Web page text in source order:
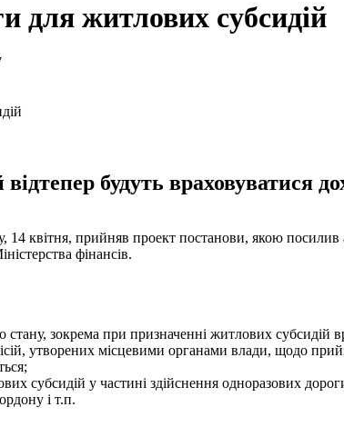
для житлових субсидій
будуть враховуватися
14 квітня, прийняв проект постанови, якою
фінансів.
зокрема при призначенні житлових субсидій
утворених місцевими органами влади, щодо
субсидій у частині здійснення одноразових
і т.п.